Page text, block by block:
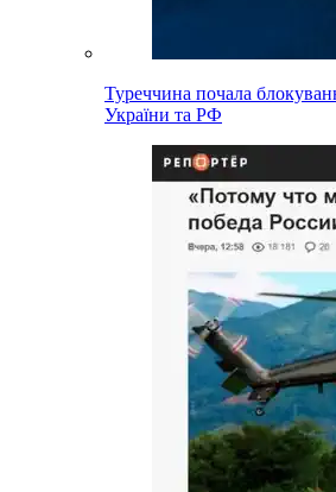
Туреччина почала
України та РФ